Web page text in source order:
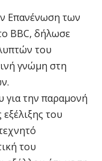
Επανένωση των
BBC, δήλωσε
του
γνώμη στη
για την παραμονή
του
του